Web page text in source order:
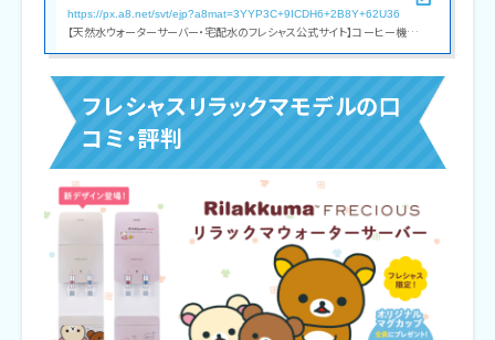
https://px.a8.net/svt/ejp?a8mat=3YYP3C+9ICDH6+2B8Y+62U36
【天然水ウォーターサーバー・宅配水のフレシャス公式サイト】コーヒー機能付きウォーターサーバーや一人暮らし向け卓上モデル等、デザイン性・機能性共に人気のウォーターサーバーをラインナップ。配送料全国無料0円!限定キャンペーン実施中!
フレシャスリラックマモデルの口
コミ・評判